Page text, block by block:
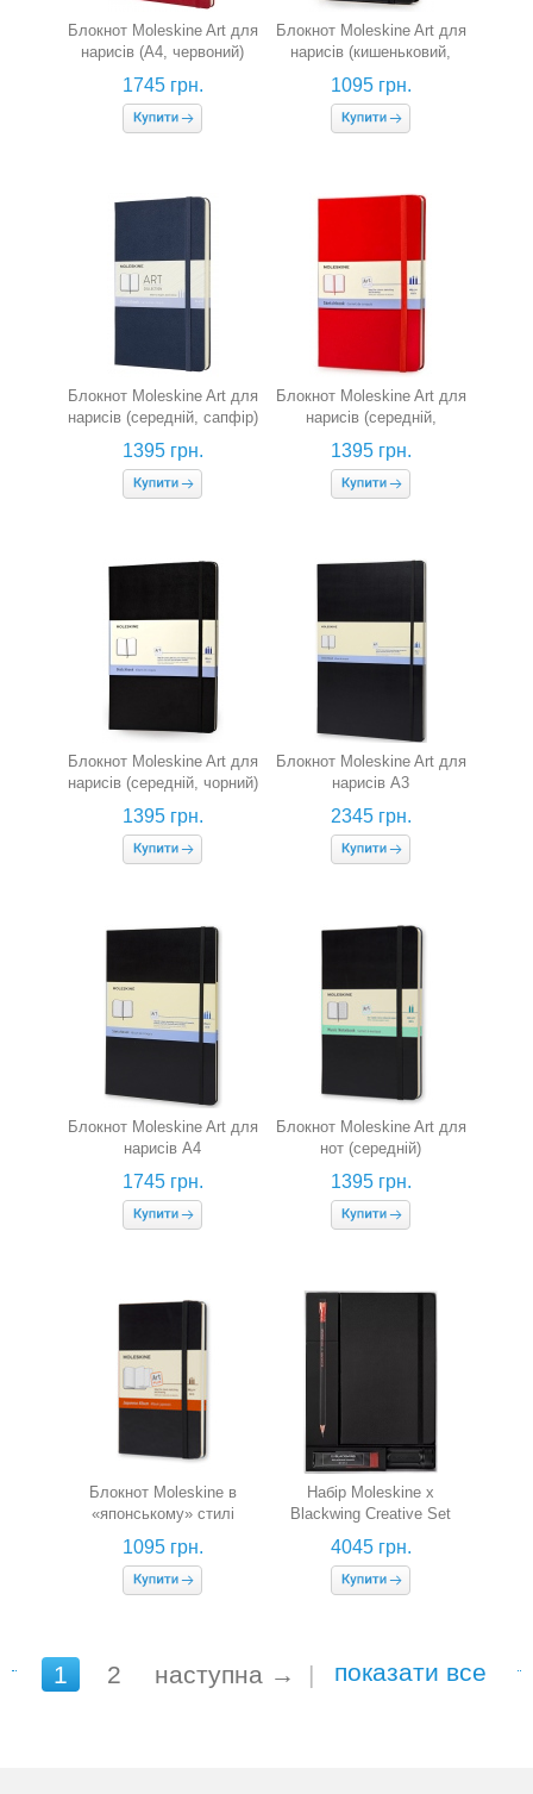
Блокнот Moleskine Art для
нарисів (А4, червоний)
1745 грн.
Блокнот Moleskine Art для
нарисів (кишеньковий,
чорний)
1095 грн.
Блокнот Moleskine Art для
нарисів (середній, сапфір)
1395 грн.
Блокнот Moleskine Art для
нарисів (середній,
червоний)
1395 грн.
Блокнот Moleskine Art для
нарисів (середній, чорний)
1395 грн.
Блокнот Moleskine Art для
нарисів А3
2345 грн.
Блокнот Moleskine Art для
нарисів А4
1745 грн.
Блокнот Moleskine Art для
нот (середній)
1395 грн.
Блокнот Moleskine в
«японському» стилі
(кишеньковий)
1095 грн.
Набір Moleskine x
Blackwing Creative Set
(скетчбук + 12 олівці B +
точилка + 10 гумок)
4045 грн.
1 2 наступна → | показати все